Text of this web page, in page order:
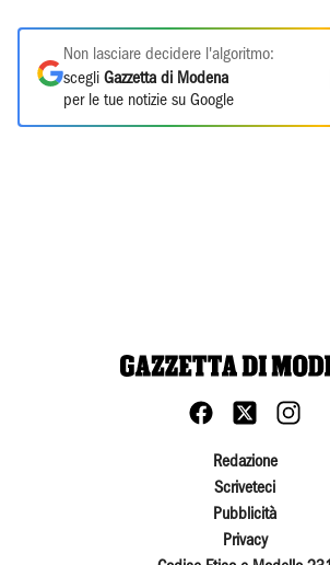
Non lasciare decidere l'algoritmo:
scegli Gazzetta di Modena
per le tue notizie su Google
Redazione
Scriveteci
Pubblicità
Privacy